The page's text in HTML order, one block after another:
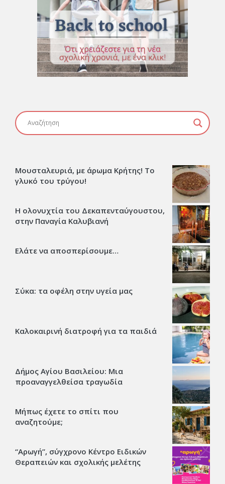
Μουσταλευριά, με άρωμα Κρήτης! Το
γλυκό του τρύγου!
Η ολονυχτία του Δεκαπενταύγουστου,
στην Παναγία Καλυβιανή
Ελάτε να αποσπερίσουμε…
Σύκα: τα οφέλη στην υγεία μας
Καλοκαιρινή διατροφή για τα παιδιά
Δήμος Αγίου Βασιλείου: Μια
προαναγγελθείσα τραγωδία
Μήπως έχετε το σπίτι που
αναζητούμε;
“Αρωγή”, σύγχρονο Κέντρο Ειδικών
Θεραπειών και σχολικής μελέτης